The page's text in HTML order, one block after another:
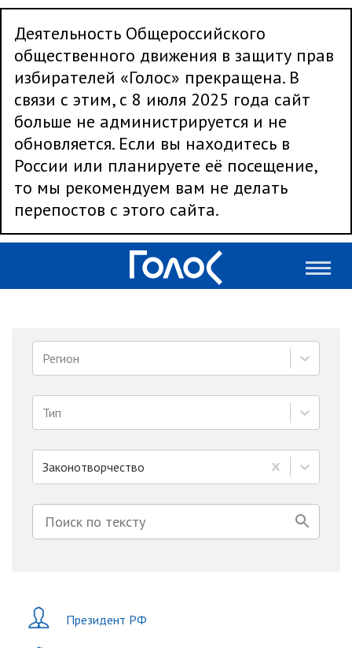
Деятельность Общероссийского
общественного движения в защиту прав
избирателей «Голос» прекращена. В
связи с этим, с 8 июля 2025 года сайт
больше не администрируется и не
обновляется. Если вы находитесь в
России или планируете её посещение,
то мы рекомендуем вам не делать
перепостов с этого сайта.
Регион
Тип
Законотворчество
Президент РФ